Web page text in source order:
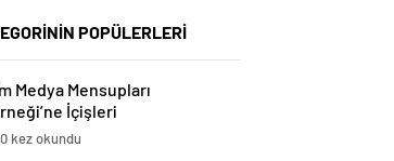
POPÜLERLERİ
Medya Mensupları
İçişleri
Proje Desteği
kez okundu